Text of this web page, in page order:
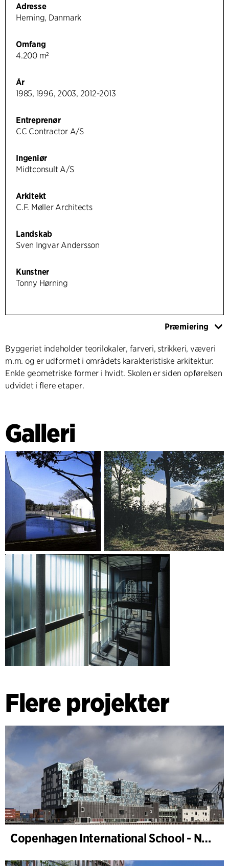
Adresse
Herning, Danmark
Omfang
4.200 m²
År
1985, 1996, 2003, 2012-2013
Entreprenør
CC Contractor A/S
Ingeniør
Midtconsult A/S
Arkitekt
C.F. Møller Architects
Landskab
Sven Ingvar Andersson
Kunstner
Tonny Hørning
Præmiering
Byggeriet indeholder teorilokaler, farveri, strikkeri, væveri
m.m. og er udformet i områdets karakteristiske arkitektur:
Enkle geometriske former i hvidt. Skolen er siden opførelsen
udvidet i flere etaper.
Galleri
Flere projekter
Copenhagen International School - Nordhavn